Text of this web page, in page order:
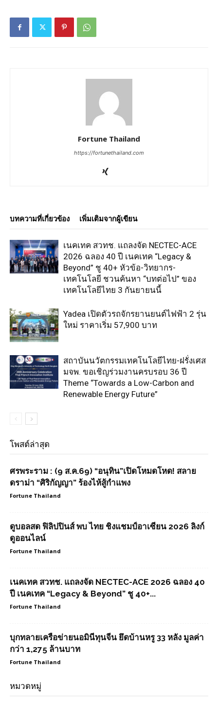
Fortune Thailand
https://fortunethailand.com
บทความที่เกี่ยวข้อง เพิ่มเติมจากผู้เขียน
เนคเทค สวทช. แถลงจัด NECTEC-ACE
2026 ฉลอง 40 ปี เนคเทค “Legacy &
Beyond” ชู 40+ หัวข้อ-วิทยากร-
เทคโนโลยี ชวนค้นหา “บทต่อไป” ของ
เทคโนโลยีไทย 3 กันยายนนี้
Yadea เปิดตัวรถจักรยานยนต์ไฟฟ้า 2 รุ่น
ใหม่ ราคาเริ่ม 57,900 บาท
สถาบันนวัตกรรมเทคโนโลยีไทย-ฝรั่งเศส
มจพ. ขอเชิญร่วมงานครบรอบ 36 ปี
Theme “Towards a Low-Carbon and
Renewable Energy Future”
โพสต์ล่าสุด
ศรพระราม : (9 ส.ค.69) “อนุทิน”เปิดโหมดโหด! สลาย
ดราม่า “ศิริกัญญา” ร้องไห้สู้กำแพง
Fortune Thailand
ดูบอลสด ฟิลิปปินส์ พบ ไทย ชิงแชมป์อาเซียน 2026 ลิงก์
ดูออนไลน์
Fortune Thailand
เนคเทค สวทช. แถลงจัด NECTEC-ACE 2026 ฉลอง 40
ปี เนคเทค “Legacy & Beyond” ชู 40+...
Fortune Thailand
บุกทลายเครือข่ายนอมินีทุนจีน ยึดบ้านหรู 33 หลัง มูลค่า
กว่า 1,275 ล้านบาท
Fortune Thailand
หมวดหมู่